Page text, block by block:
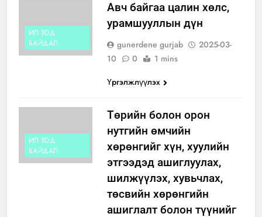
ИЛ ТОД
БАЙДАЛ
Авч байгаа цалин хөлс,
урамшууллын дүн
gunerdene gurjab
2025-03-
10
0
1 mins
Үргэлжлүүлэх
ИЛ ТОД
БАЙДАЛ
Төрийн болон орон
нутгийн өмчийн
хөрөнгийг хүн, хуулийн
этгээдэд ашиглуулах,
шилжүүлэх, хувьчлах,
төсвийн хөрөнгийн
ашиглалт болон түүнийг